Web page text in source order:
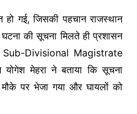
हो गई, जिसकी पहचान राजस्थान
की सूचना मिलते ही प्रशासन
Sub-Divisional Magistrate
मेहरा ने बताया कि सूचना
पर भेजा गया और घायलों को